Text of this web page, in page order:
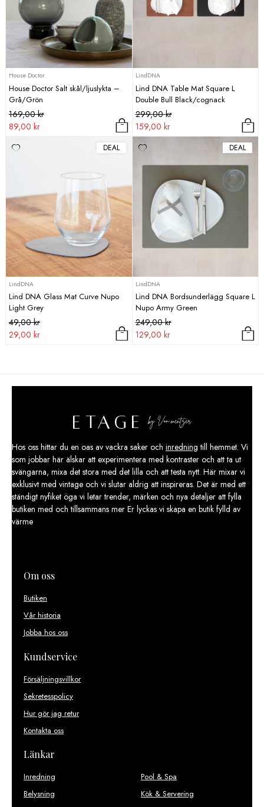
House Doctor
House Doctor Salt skål/ljuslykta –
Grå/Grön
169,00kr
Det
ursprungliga
var:
89,00 kr
Det
nuvarande
är:
LindDNA
Lind DNA Table Mat Square L
Double Bull Black/cognack
299,00kr
Det
ursprungliga
priset
var:
299,00 kr.
159,00 kr
Det
nuvarande
priset
är:
159,00 kr.
DEAL
LindDNA
Lind DNA Glass Mat Curve Nupo
Light Grey
49,00kr
Det
ursprungliga
29,00 kr
Det
nuvarande
DEAL
LindDNA
Lind DNA Bordsunderlägg Square L
Nupo Army Green
249,00kr
Det
ursprungliga
129,00 kr
Det
nuvarande
Hos oss hittar du en oas av vackra saker och inredning till hemmet. Vi
som jobbar här älskar att experimentera med kontraster och att ta ut
svängarna, mixa det stora med det lilla och att testa nytt. Här mixar vi
exklusivt med vintage och vi slutar aldrig att inspireras. Det är med ett
ständigt nyfiket öga vi letar trender, märken och nya detaljer att fylla
butiken med och tillsammans mer Er lyckas vi skapa en butik fylld av
värme
Om oss
Butiken
Vår historia
Jobba hos oss
Kundservice
Försäljningsvillkor
Sekretesspolicy
Hur gör jag retur
Kontakta oss
Länkar
Inredning
Belysning
Pool & Spa
Kök & Servering